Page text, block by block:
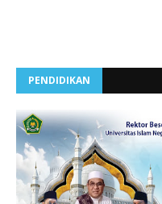
PENDIDIKAN